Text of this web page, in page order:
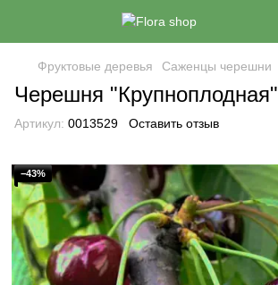
Фруктовые деревья Саженцы черешни
Черешня "Крупноплодная"
Артикул: 0013529 Оставить отзыв
−43%